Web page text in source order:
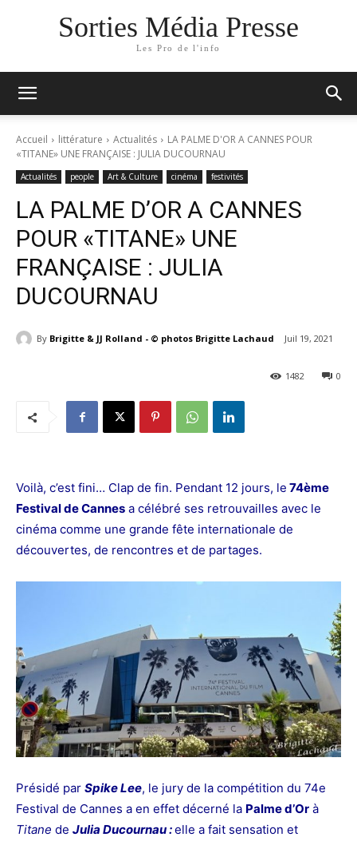
Sorties Média Presse
Les Pro de l'info
Accueil littérature Actualités
LA PALME D'OR A CANNES POUR
«TITANE» UNE FRANÇAISE : JULIA DUCOURNAU
Actualités people Art & Culture cinéma festivités
LA PALME D’OR A CANNES
POUR «TITANE» UNE
FRANÇAISE : JULIA
DUCOURNAU
By Brigitte & JJ Rolland - © photos Brigitte Lachaud Juil 19, 2021
0
1482
Voilà, c’est fini… Clap de fin. Pendant 12 jours, le 74ème
Festival de Cannes a célébré ses retrouvailles avec le
cinéma comme une grande fête internationale de
découvertes, de rencontres et de partages.
Présidé par Spike Lee, le jury de la compétition du 74e
Festival de Cannes a en effet décerné la Palme d’Or à
Titane de Julia Ducournau :elle a fait sensation et